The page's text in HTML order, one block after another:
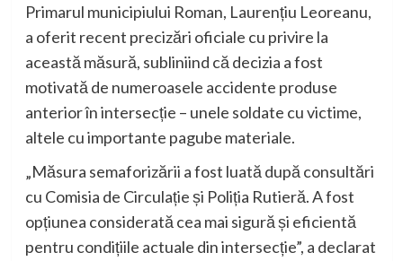
Primarul municipiului Roman, Laurențiu Leoreanu,
a oferit recent precizări oficiale cu privire la
această măsură, subliniind că decizia a fost
motivată de numeroasele accidente produse
anterior în intersecție – unele soldate cu victime,
altele cu importante pagube materiale.
„Măsura semaforizării a fost luată după consultări
cu Comisia de Circulație și Poliția Rutieră. A fost
opțiunea considerată cea mai sigură și eficientă
pentru condițiile actuale din intersecție”, a declarat